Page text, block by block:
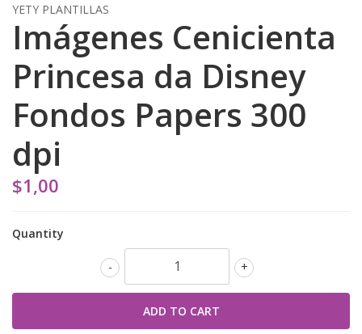
YETY PLANTILLAS
Imágenes Cenicienta
Princesa da Disney
Fondos Papers 300
dpi
$1,00
Quantity
+
-